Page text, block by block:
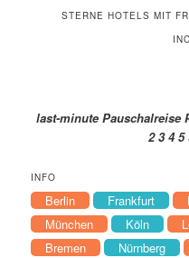
STERNE HOTELS MIT
last-minute Pauschalreise
2 3 4
INFO
Berlin Frankfurt
München
Köln
Bremen
Nürnberg